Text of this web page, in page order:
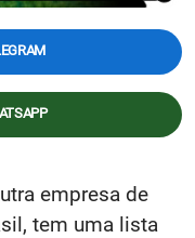
empresa de
tem uma lista